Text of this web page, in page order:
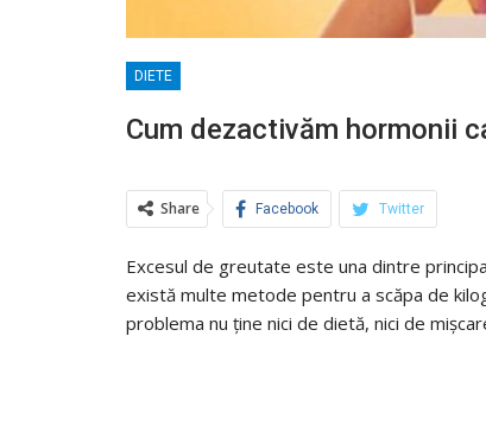
DIETE
Cum dezactivăm hormonii
Share Facebook Twitter
Excesul de greutate este una dintre
există multe metode pentru a scăpa de
problema nu ține nici de dietă, nici de